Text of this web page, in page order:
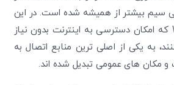
سیم بیشتر از همیشه شده است. در این
میان، شبکه های Wi-Fi که امکان دسترسی به اینترنت بدون نیاز
به یکی از اصلی ترین منابع اتصال به
و مکان های عمومی تبدیل شده اند.